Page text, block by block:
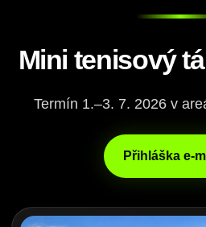
Mini tenisový
Termín 1.–3. 7. 2026 v
Přihláška e-